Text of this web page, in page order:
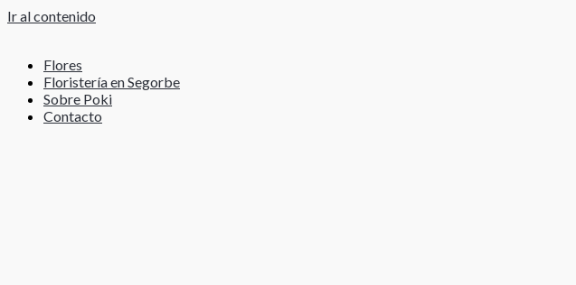
Ir al contenido
Flores
Floristería en Segorbe
Sobre Poki
Contacto